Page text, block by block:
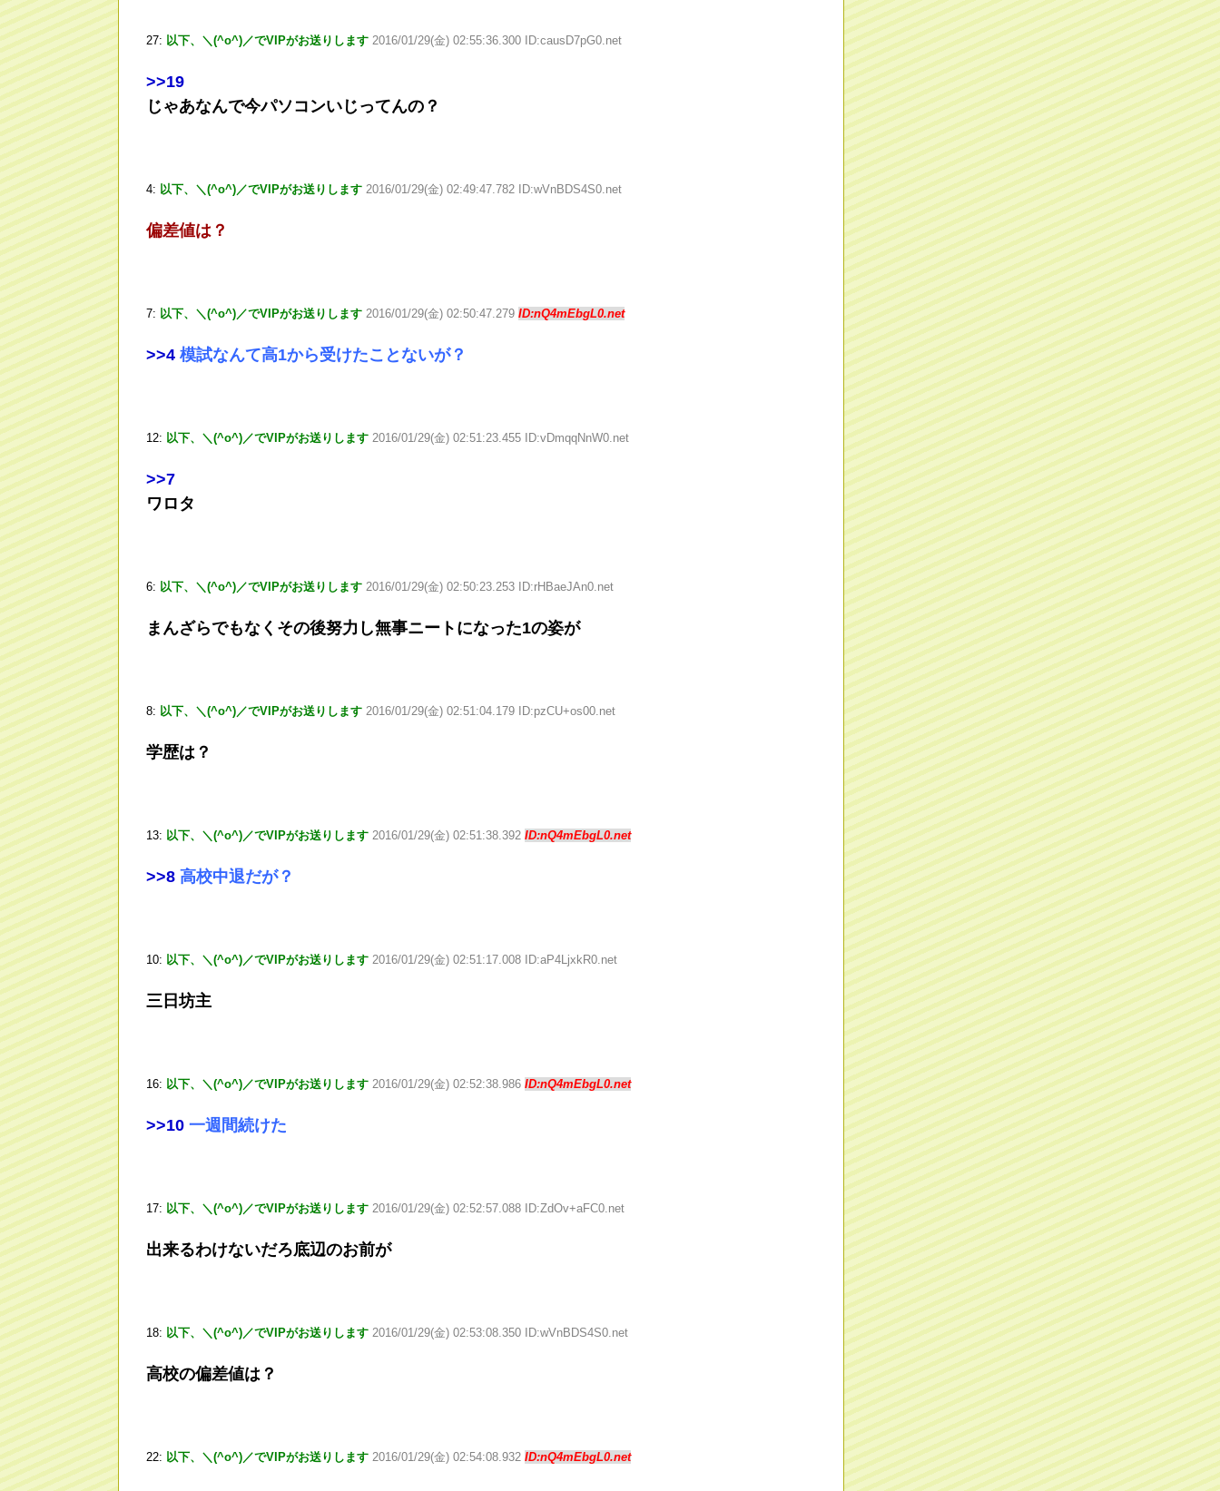
27: 以下、＼(^o^)／でVIPがお送りします 2016/01/29(金) 02:55:36.300 ID:causD7pG0.net
>>19
じゃあなんで今パソコンいじってんの？
4: 以下、＼(^o^)／でVIPがお送りします 2016/01/29(金) 02:49:47.782 ID:wVnBDS4S0.net
偏差値は？
7: 以下、＼(^o^)／でVIPがお送りします 2016/01/29(金) 02:50:47.279 ID:nQ4mEbgL0.net
>>4 模試なんて高1から受けたことないが？
12: 以下、＼(^o^)／でVIPがお送りします 2016/01/29(金) 02:51:23.455 ID:vDmqqNnW0.net
>>7
ワロタ
6: 以下、＼(^o^)／でVIPがお送りします 2016/01/29(金) 02:50:23.253 ID:rHBaeJAn0.net
まんざらでもなくその後努力し無事ニートになった1の姿が
8: 以下、＼(^o^)／でVIPがお送りします 2016/01/29(金) 02:51:04.179 ID:pzCU+os00.net
学歴は？
13: 以下、＼(^o^)／でVIPがお送りします 2016/01/29(金) 02:51:38.392 ID:nQ4mEbgL0.net
>>8 高校中退だが？
10: 以下、＼(^o^)／でVIPがお送りします 2016/01/29(金) 02:51:17.008 ID:aP4LjxkR0.net
三日坊主
16: 以下、＼(^o^)／でVIPがお送りします 2016/01/29(金) 02:52:38.986 ID:nQ4mEbgL0.net
>>10 一週間続けた
17: 以下、＼(^o^)／でVIPがお送りします 2016/01/29(金) 02:52:57.088 ID:ZdOv+aFC0.net
出来るわけないだろ底辺のお前が
18: 以下、＼(^o^)／でVIPがお送りします 2016/01/29(金) 02:53:08.350 ID:wVnBDS4S0.net
高校の偏差値は？
22: 以下、＼(^o^)／でVIPがお送りします 2016/01/29(金) 02:54:08.932 ID:nQ4mEbgL0.net